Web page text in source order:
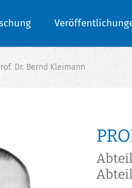
Dr. Bernd Kleimann